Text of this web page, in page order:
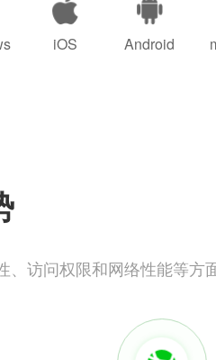
iOS Android
、访问权限和网络性能等方